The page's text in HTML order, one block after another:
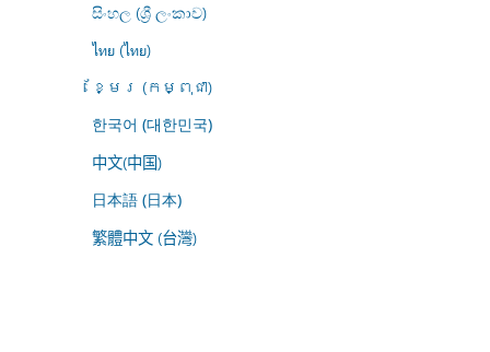
සිංහල (ශ්‍රී ලංකාව)
ไทย (ไทย)
ខ្មែរ (កម្ពុជា)
한국어 (대한민국)
中文(中国)
日本語 (日本)
繁體中文 (台灣)